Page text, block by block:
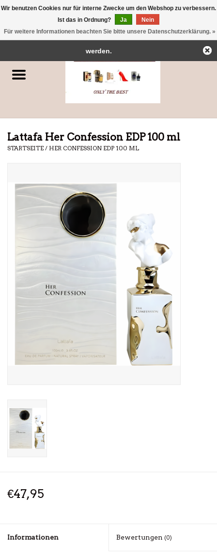
Parfums
Lattafa Her Confession EDP 100 ml
STARTSEITE / HER CONFESSION EDP 100 ML
€47,95
Informationen Bewertungen (0)
Wir benutzen Cookies nur für interne Zwecke um den Webshop zu verbessern.
Ist das in Ordnung?
Ja
Nein
Für weitere Informationen beachten Sie bitte unsere Datenschutzerklärung. »
← Zurück zum BackofficeDieser Shop befindet sich im Aufbau.
Eventuell können nicht alle Bestellungen eingehalten oder erfüllt
werden.